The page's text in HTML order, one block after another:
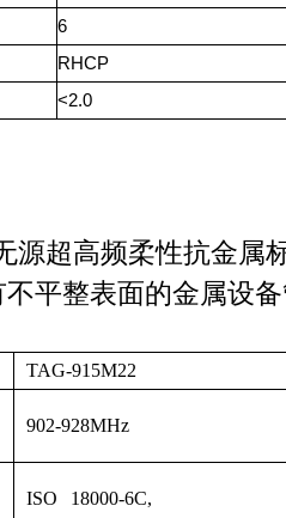
6
RHCP
<2.0
源超高频柔性抗金属
平整表面的金属设
TAG-915M22
902-928MHz
ISO 18000-6C,